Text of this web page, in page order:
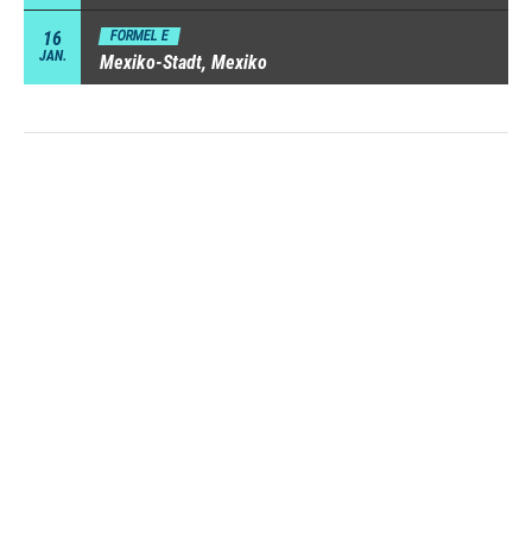
16
JAN.
FORMEL E
Mexiko-Stadt, Mexiko